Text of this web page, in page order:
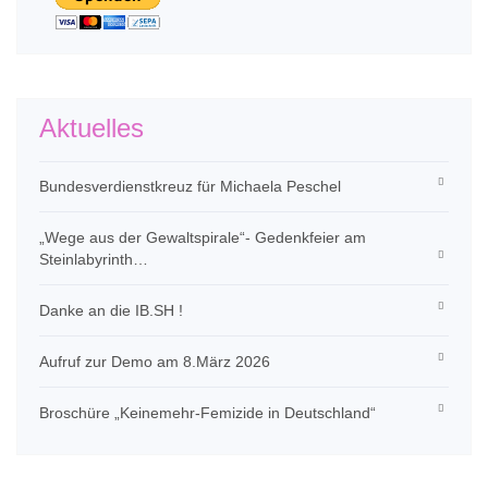
Aktuelles
Bundesverdienstkreuz für Michaela Peschel
„Wege aus der Gewaltspirale“- Gedenkfeier am
Steinlabyrinth…
Danke an die IB.SH !
Aufruf zur Demo am 8.März 2026
Broschüre „Keinemehr-Femizide in Deutschland“